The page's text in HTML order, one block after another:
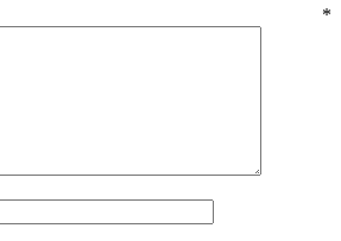
*